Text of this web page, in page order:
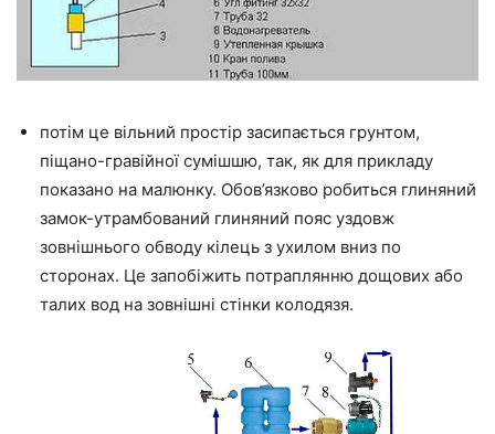
потім це вільний простір засипається грунтом,
піщано-гравійної сумішшю, так, як для прикладу
показано на малюнку. Обов’язково робиться глиняний
замок-утрамбований глиняний пояс уздовж
зовнішнього обводу кілець з ухилом вниз по
сторонах. Це запобіжить потраплянню дощових або
талих вод на зовнішні стінки колодязя.